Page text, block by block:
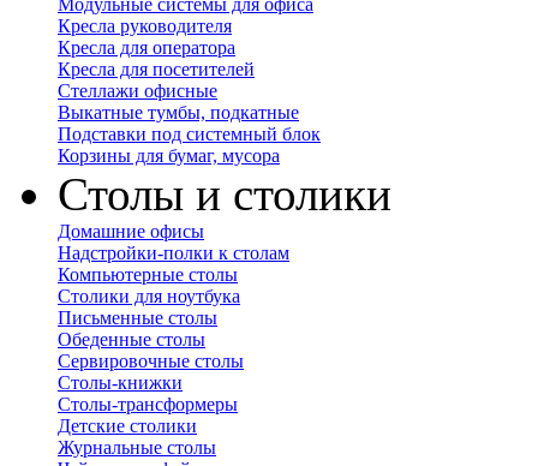
Модульные системы для офиса
Кресла руководителя
Кресла для оператора
Кресла для посетителей
Стеллажи офисные
Выкатные тумбы, подкатные
Подставки под системный блок
Корзины для бумаг, мусора
Столы и столики
Домашние офисы
Надстройки-полки к столам
Компьютерные столы
Столики для ноутбука
Письменные столы
Обеденные столы
Сервировочные столы
Столы-книжки
Столы-трансформеры
Детские столики
Журнальные столы